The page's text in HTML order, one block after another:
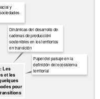
Les
et les
pour
Papel del paisaje en la
definición del ecosistema
territorial
Dinámicas del desarrollo de
cadenas de producciónl
sostenibles en los territorios
en transición
y